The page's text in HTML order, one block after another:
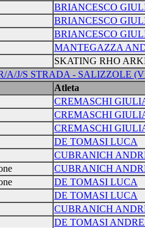
BRIANCESCO
BRIANCESCO
BRIANCESCO
MANTEGAZZA
SKATING RHO
J/S STRADA - SALIZZOLE
Atleta
CREMASCHI
CREMASCHI
CREMASCHI
DE TOMASI LUCA
CUBRANICH
CUBRANICH
DE TOMASI LUCA
DE TOMASI LUCA
CUBRANICH
DE TOMASI